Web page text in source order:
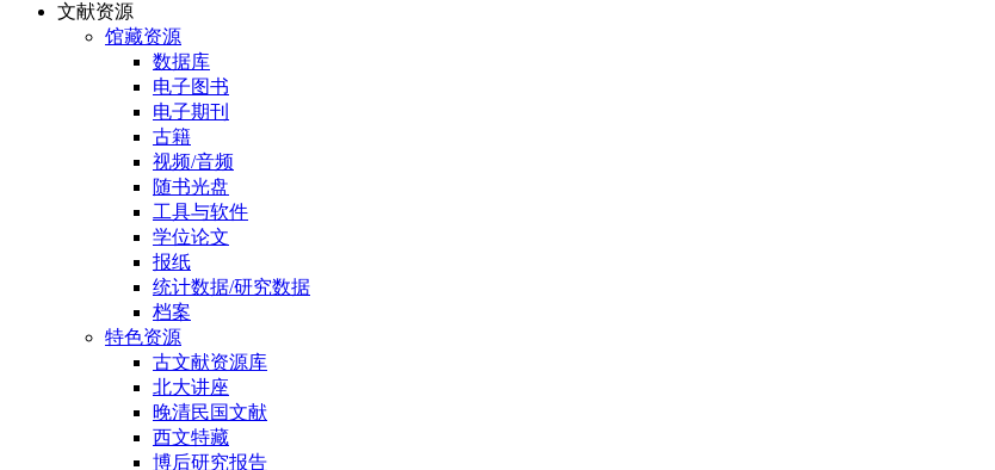
文献资源
馆藏资源
数据库
电子图书
电子期刊
古籍
视频/音频
随书光盘
工具与软件
学位论文
报纸
统计数据/研究数据
档案
特色资源
古文献资源库
北大讲座
晚清民国文献
西文特藏
博后研究报告